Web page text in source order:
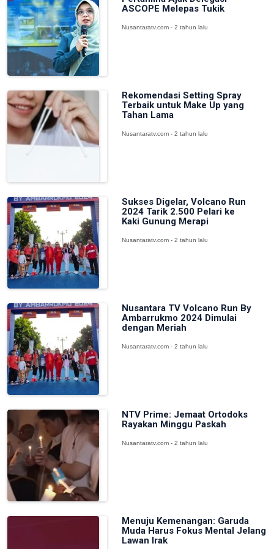
ASCOPE Melepas Tukik
Nusantaratv.com - 2 tahun lalu
Rekomendasi Setting Spray
Terbaik untuk Make Up yang
Tahan Lama
Nusantaratv.com - 2 tahun lalu
Sukses Digelar, Volcano Run
2024 Tarik 2.500 Pelari ke
Kaki Gunung Merapi
Nusantaratv.com - 2 tahun lalu
Nusantara TV Volcano Run By
Ambarrukmo 2024 Dimulai
dengan Meriah
Nusantaratv.com - 2 tahun lalu
NTV Prime: Jemaat Ortodoks
Rayakan Minggu Paskah
Nusantaratv.com - 2 tahun lalu
Menuju Kemenangan: Garuda
Muda Harus Fokus Mental Jelang
Lawan Irak